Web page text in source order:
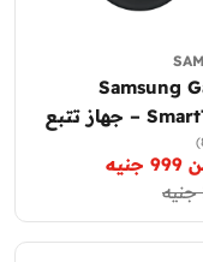
Samsung
SmartTag 2 – جهاز تتبع
الموقع